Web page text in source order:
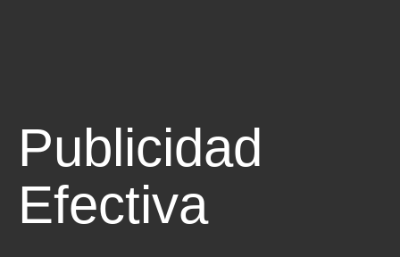
Publicidad
Efectiva